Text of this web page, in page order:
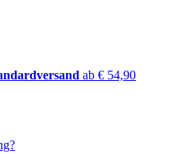
ab € 54,90